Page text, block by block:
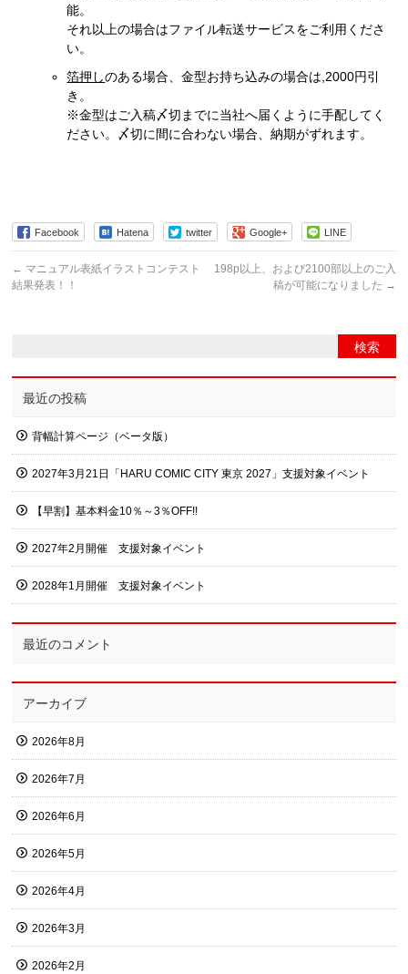
能。
それ以上の場合はファイル転送サービスをご利用くださ
い。
箔押しのある場合、金型お持ち込みの場合は,2000円引
き。
※金型はご入稿〆切までに当社へ届くように手配してく
ださい。〆切に間に合わない場合、納期がずれます。
Facebook Hatena twitter Google+ LINE
← マニュアル表紙イラストコンテスト
結果発表！！
198p以上、および2100部以上のご入
稿が可能になりました →
最近の投稿
背幅計算ページ（ベータ版）
2027年3月21日「HARU COMIC CITY 東京 2027」支援対象イベント
【早割】基本料金10％～3％OFF!!
2027年2月開催 支援対象イベント
2028年1月開催 支援対象イベント
最近のコメント
アーカイブ
2026年8月
2026年7月
2026年6月
2026年5月
2026年4月
2026年3月
2026年2月